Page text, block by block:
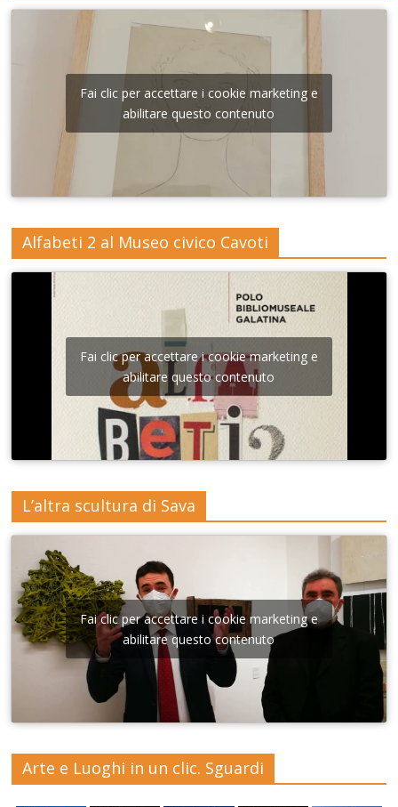
Fai clic per accettare i cookie marketing e
abilitare questo contenuto
Alfabeti 2 al Museo civico Cavoti
Fai clic per accettare i cookie marketing e
abilitare questo contenuto
L’altra scultura di Sava
Fai clic per accettare i cookie marketing e
abilitare questo contenuto
Arte e Luoghi in un clic. Sguardi